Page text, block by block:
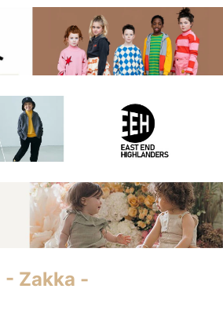
- Zakka -